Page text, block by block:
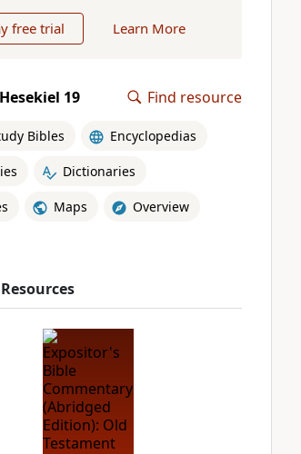
free trial Learn More
Hesekiel 19 Find resource
Bibles Encyclopedias
Dictionaries
Maps Overview